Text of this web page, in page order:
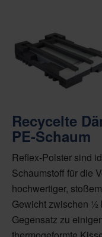
Recycelte
PE-Schaum
Reflex-Polster sind
Schaumstoff für die
hochwertiger,
Gewicht zwischen ½
Gegensatz zu